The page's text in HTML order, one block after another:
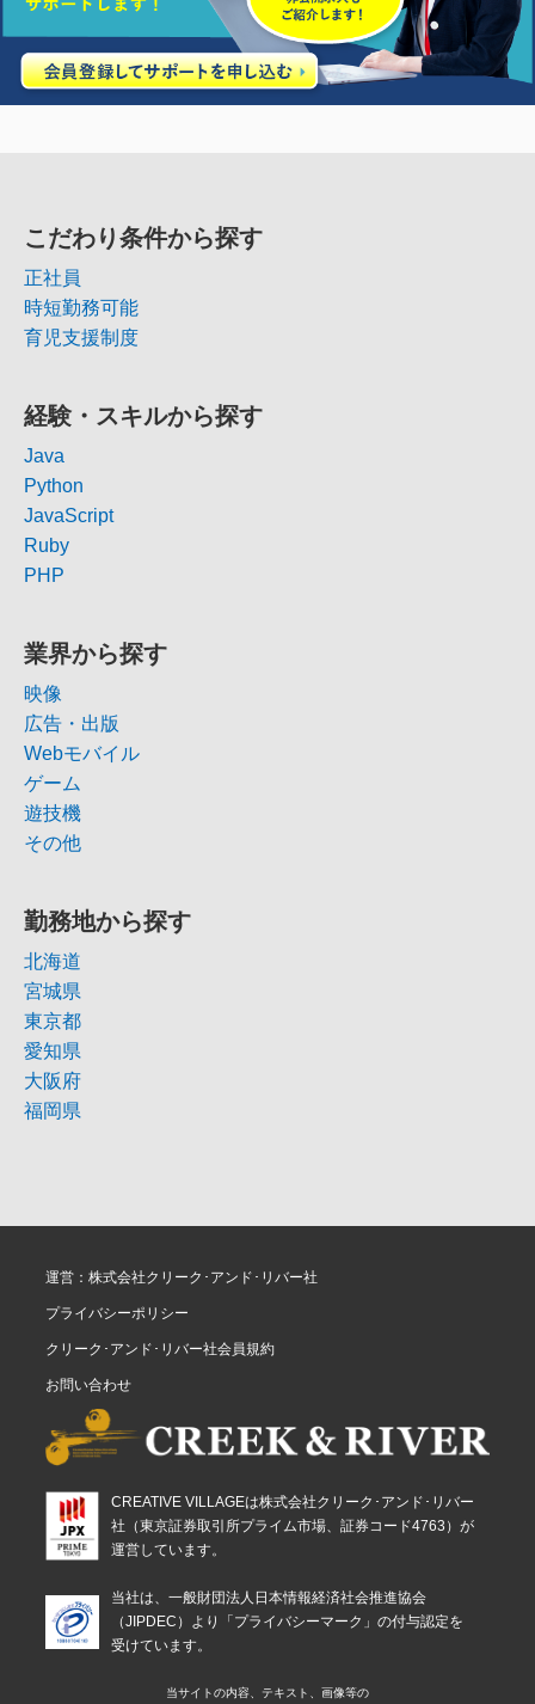
こだわり条件から探す
正社員
時短勤務可能
育児支援制度
経験・スキルから探す
Java
Python
JavaScript
Ruby
PHP
業界から探す
映像
広告・出版
Webモバイル
ゲーム
遊技機
その他
勤務地から探す
北海道
宮城県
東京都
愛知県
大阪府
福岡県
運営：株式会社クリーク･アンド･リバー社
プライバシーポリシー
クリーク･アンド･リバー社会員規約
お問い合わせ
CREATIVE VILLAGEは株式会社クリーク･アンド･リバー
社（東京証券取引所プライム市場、証券コード4763）が
運営しています。
当社は、一般財団法人日本情報経済社会推進協会
（JIPDEC）より「プライバシーマーク」の付与認定を
受けています。
当サイトの内容、テキスト、画像等の